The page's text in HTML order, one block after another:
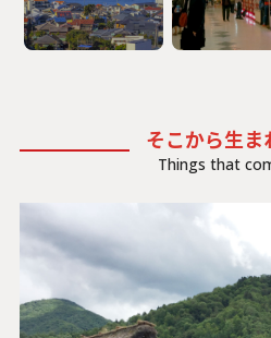
そこから生ま
Things that